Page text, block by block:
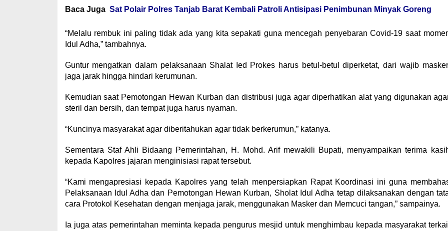
Baca Juga Sat Polair Polres Tanjab Barat Kembali Patroli Antisipasi Penimbunan Minyak Goreng
“Melalu rembuk ini paling tidak ada yang kita sepakati guna mencegah penyebaran Covid-19 saat
Idul Adha,” tambahnya.
Guntur mengatkan dalam pelaksanaan Shalat Ied Prokes harus betul-betul diperketat, dari wajib
jaga jarak hingga hindari kerumunan.
Kemudian saat Pemotongan Hewan Kurban dan distribusi juga agar diperhatikan alat yang digunakan
steril dan bersih, dan tempat juga harus nyaman.
“Kuncinya masyarakat agar diberitahukan agar tidak berkerumun,” katanya.
Sementara Staf Ahli Bidaang Pemerintahan, H. Mohd. Arif mewakili Bupati, menyampaikan terima
kepada Kapolres jajaran menginisiasi rapat tersebut.
“Kami mengapresiasi kepada Kapolres yang telah menpersiapkan Rapat Koordinasi ini guna
Pelaksanaan Idul Adha dan Pemotongan Hewan Kurban, Sholat Idul Adha tetap dilaksanakan dengan
cara Protokol Kesehatan dengan menjaga jarak, menggunakan Masker dan Memcuci tangan,” sampainya.
Ia juga atas pemerintahan meminta kepada pengurus mesjid untuk menghimbau kepada masyarakat